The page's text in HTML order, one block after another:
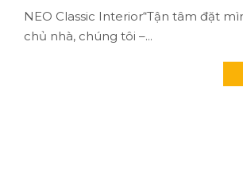
NEO Classic Interior“Tận tâm đặt
chủ nhà, chúng tôi –...